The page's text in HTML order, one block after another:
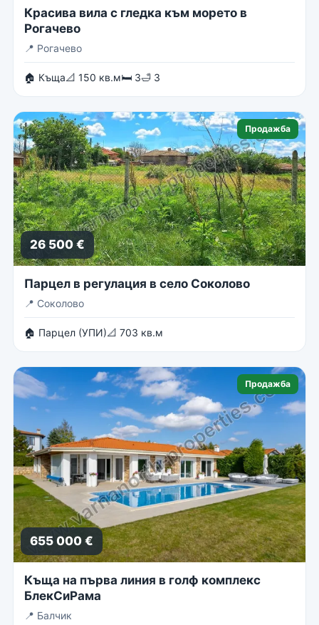
Красива вила с гледка към морето в
Рогачево
📍 Рогачево
🏠 Къща📐 150 кв.м🛏 3🛁 3
Продажба
26 500 €
Парцел в регулация в село Соколово
📍 Соколово
🏠 Парцел (УПИ)📐 703 кв.м
Продажба
655 000 €
Къща на първа линия в голф комплекс
БлекСиРама
📍 Балчик